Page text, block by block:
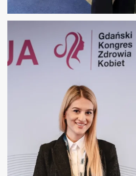
MIĘDZYNARODOWE
NIEMIECKIEJ